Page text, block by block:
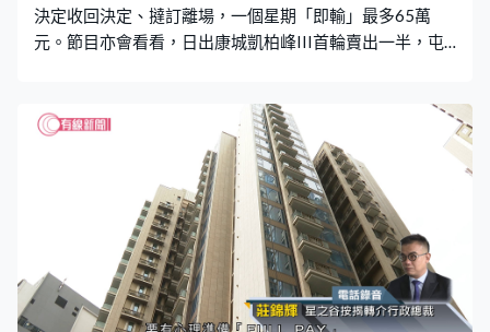
決定收回決定、撻訂離場，一個星期「即輸」最多65萬
元。節目亦會看看，日出康城凱柏峰III首輪賣出一半，屯